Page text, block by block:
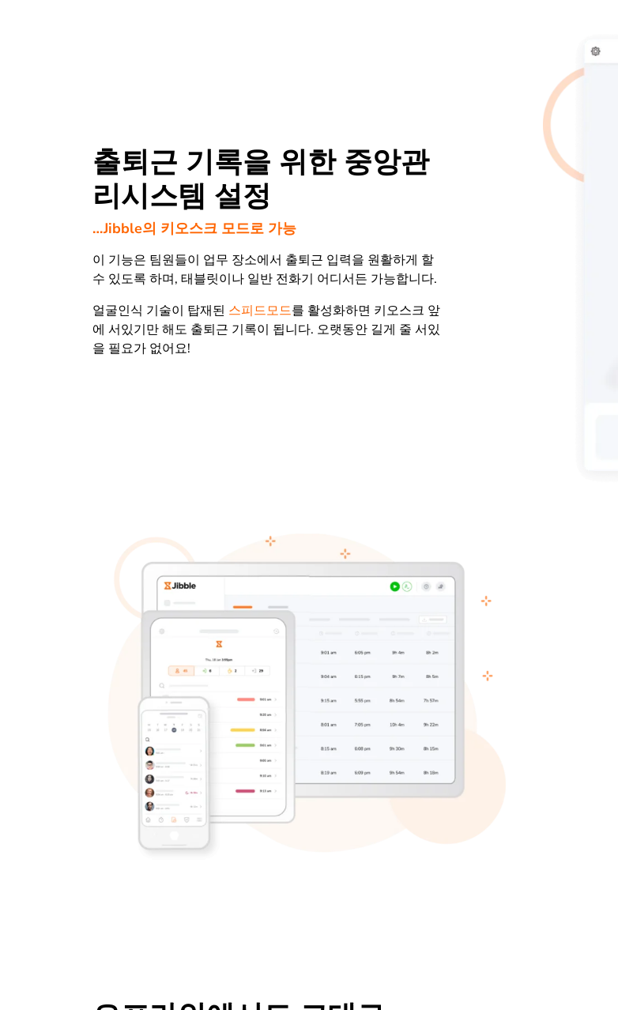
출퇴근 기록을 위한 중앙관
리시스템 설정
…Jibble의 키오스크 모드로 가능
이 기능은 팀원들이 업무 장소에서 출퇴근 입력을 원활하게 할
수 있도록 하며, 태블릿이나 일반 전화기 어디서든 가능합니다.
얼굴인식 기술이 탑재된 스피드모드를 활성화하면 키오스크 앞
에 서있기만 해도 출퇴근 기록이 됩니다. 오랫동안 길게 줄 서있
을 필요가 없어요!